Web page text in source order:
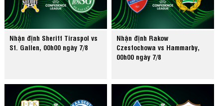
Nhận định Sheriff Tiraspol vs
St. Gallen, 00h00 ngày 7/8
Nhận định Rakow
Czestochowa vs Hammarby,
00h00 ngày 7/8